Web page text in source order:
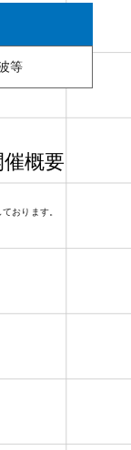
等
概要
おります。